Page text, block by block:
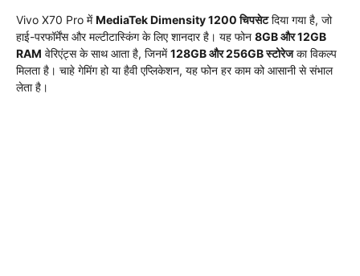
Vivo X70 Pro मेंMediaTek Dimensity 1200 चिपसेटदिया गया है, जो
हाई-परफॉर्मेंस और मल्टीटास्किंग के लिए शानदार है। यह फोन 8GB और 12GB
RAM वेरिएंट्स के साथ आता है, जिनमें128GB और 256GB स्टोरेजका विकल्प
मिलता है। चाहे गेमिंग हो या हैवी एप्लिकेशन, यह फोन हर काम को आसानी से संभाल
लेता है।